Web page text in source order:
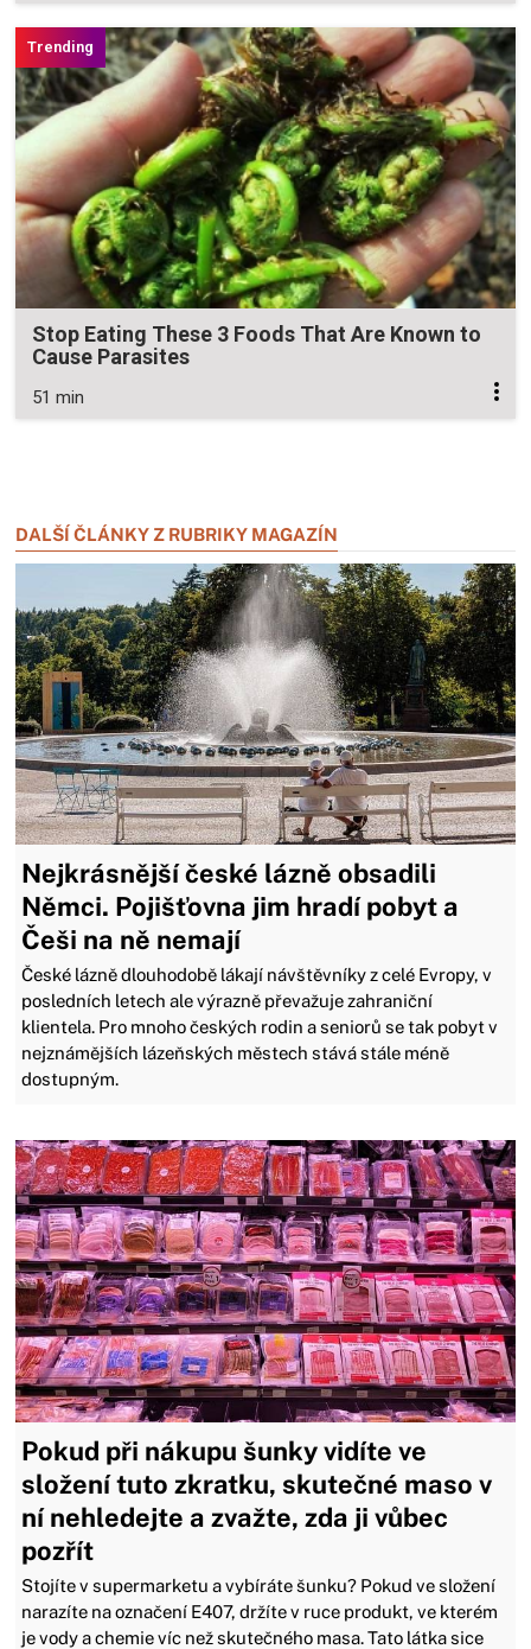
Stop Eating These 3 Foods That Are Known to
Cause Parasites
51 min
DALŠÍ ČLÁNKY Z RUBRIKY MAGAZÍN
Nejkrásnější české lázně obsadili
Němci. Pojišťovna jim hradí pobyt a
Češi na ně nemají
České lázně dlouhodobě lákají návštěvníky z celé Evropy, v
posledních letech ale výrazně převažuje zahraniční
klientela. Pro mnoho českých rodin a seniorů se tak pobyt v
nejznámějších lázeňských městech stává stále méně
dostupným.
Pokud při nákupu šunky vidíte ve
složení tuto zkratku, skutečné maso v
ní nehledejte a zvažte, zda ji vůbec
pozřít
Stojíte v supermarketu a vybíráte šunku? Pokud ve složení
narazíte na označení E407, držíte v ruce produkt, ve kterém
je vody a chemie víc než skutečného masa. Tato látka sice